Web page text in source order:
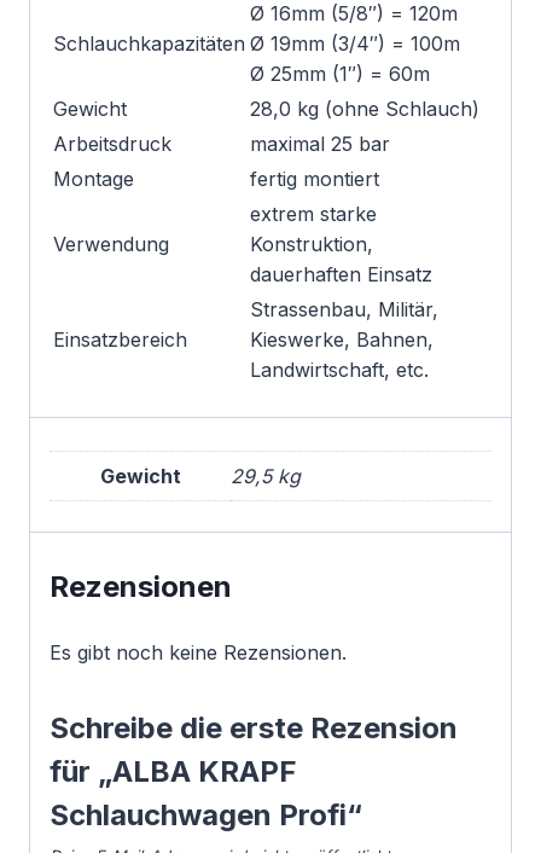
Schlauchkapazitäten
Ø 16mm (5/8″) = 120m
Ø 19mm (3/4″) = 100m
Ø 25mm (1″) = 60m
Gewicht
28,0 kg (ohne Schlauch)
Arbeitsdruck
maximal 25 bar
Montage
fertig montiert
Verwendung
extrem starke
Konstruktion,
dauerhaften Einsatz
Einsatzbereich
Strassenbau, Militär,
Kieswerke, Bahnen,
Landwirtschaft, etc.
Gewicht 29,5 kg
Rezensionen
Es gibt noch keine Rezensionen.
Schreibe die erste Rezension
für „ALBA KRAPF
Schlauchwagen Profi“